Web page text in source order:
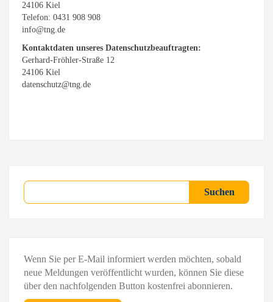
24106 Kiel
Telefon: 0431 908 908
info@tng.de
Kontaktdaten unseres Datenschutzbeauftragten:
Gerhard-Fröhler-Straße 12
24106 Kiel
datenschutz@tng.de
Suchen
Suchen
Wenn Sie per E-Mail informiert werden möchten, sobald
neue Meldungen veröffentlicht wurden, können Sie diese
über den nachfolgenden Button kostenfrei abonnieren.